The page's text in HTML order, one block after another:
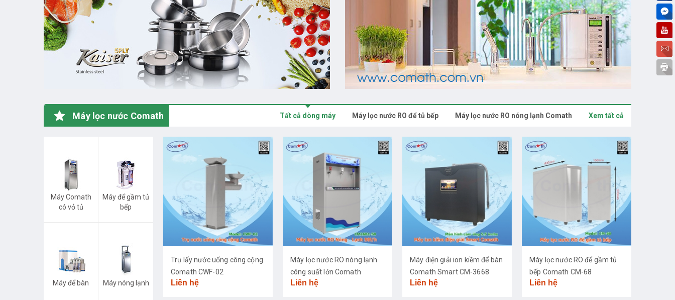
Máy lọc nước Comath Tất cả dòng máy Máy lọc nước RO để tủ bếp Máy lọc nước RO nóng lạnh Comath Xem tất cả
Máy Comath
có vỏ tủ
Máy để gầm tủ
bếp
Máy để bàn Máy nóng lạnh
Trụ lấy nước uống công cộng
Comath CWF-02
Liên hệ
Máy lọc nước RO nóng lạnh
công suất lớn Comath
CM2681-50
Liên hệ
Máy điện giải ion kiềm để bàn
Comath Smart CM-3668
Liên hệ
Máy lọc nước RO để gầm tủ
bếp Comath CM-68
Liên hệ